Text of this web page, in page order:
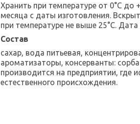
Хранить при температуре от 0°С до
месяца с даты изготовления.
при температуре не выше 25°C.
Состав
сахар, вода питьевая,
ароматизаторы, консерванты:
производится на предприятии, где
естественного происхождения.